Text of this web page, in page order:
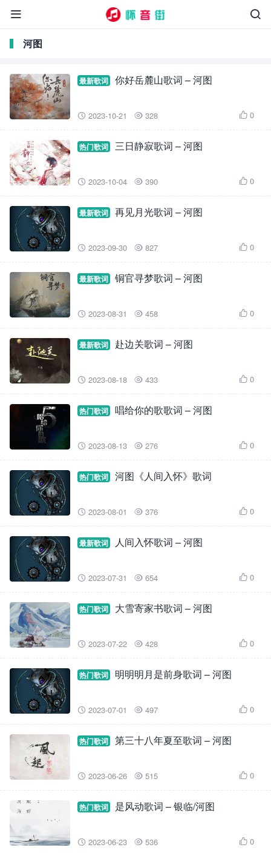


河图
最新歌词 你好岳麓山歌词 – 河图
 2023-10-21  328  0
热门歌词 三日静寂歌词 – 河图
 2023-10-04  390  0
最新歌词 再见月光歌词 – 河图
 2023-09-30  827  0
最新歌词 铜官寻梦歌词 – 河图
 2023-08-31  458  0
最新歌词 赴边关歌词 – 河图
 2023-08-18  433  0
热门歌词 唱给你的歌歌词 – 河图
 2023-08-13  276  0
热门歌词 河图《人间入怀》歌词
 2023-08-01  376  0
最新歌词 人间入怀歌词 – 河图
 2023-07-31  654  0
热门歌词 大雪寄家书歌词 – 河图
 2023-07-22  428  0
热门歌词 明明明月是前身歌词 – 河图
 2023-07-01  497  0
热门歌词 第三十八年夏至歌词 – 河图
 2023-06-26  515  0
热门歌词 是风动歌词 – 银临/河图
 2023-06-23  536  0